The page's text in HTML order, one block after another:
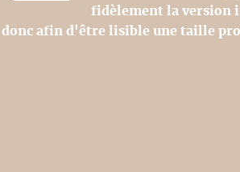
fidèlement la version
donc afin d'être lisible une taille